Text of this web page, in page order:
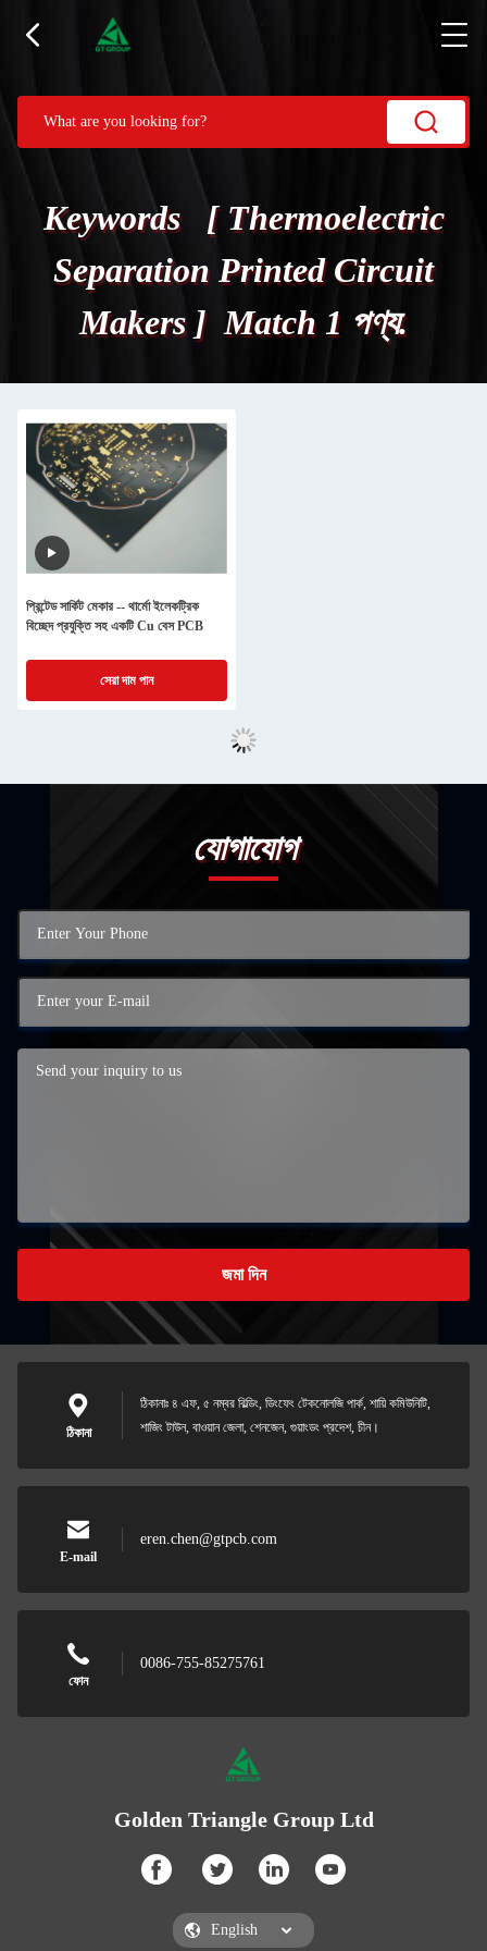
Keywords [ Thermoelectric
Separation Printed Circuit
Makers ] Match 1 পণ্য.
প্রিন্টেড সার্কিট মেকার -- থার্মো ইলেকট্রিক
বিচ্ছেদ প্রযুক্তি সহ একটি Cu বেস PCB
সেরা দাম পান
যোগাযোগ
জমা দিন
ঠিকানা
ঠিকানাঃ ৪ এফ, ৫ নম্বর বিল্ডিং, ডিংফেং টেকনোলজি পার্ক, শায়ি কমিউনিটি,
শাজিং টাউন, বাওয়ান জেলা, শেনজেন, গুয়াংডং প্রদেশ, চীন।
E-mail
eren.chen@gtpcb.com
ফোন
0086-755-85275761
Golden Triangle Group Ltd